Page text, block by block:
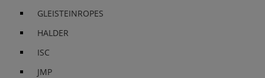
GLEISTEINROPES
HALDER
ISC
JMP